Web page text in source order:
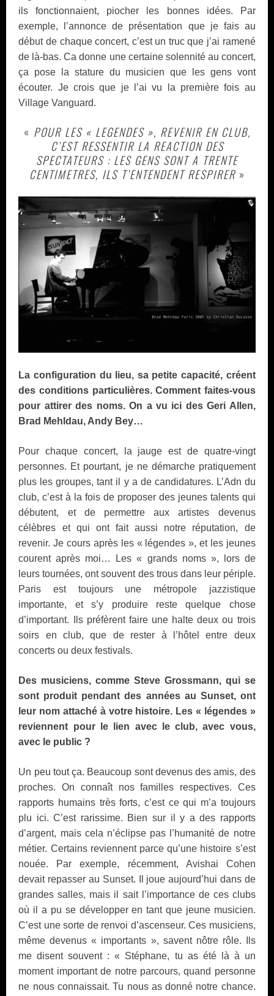
ils fonctionnaient, piocher les bonnes idées. Par
exemple, l’annonce de présentation que je fais au
début de chaque concert, c’est un truc que j’ai ramené
de là-bas. Ca donne une certaine solennité au concert,
ça pose la stature du musicien que les gens vont
écouter. Je crois que je l’ai vu la première fois au
Village Vanguard.
« POUR LES « LEGENDES », REVENIR EN CLUB,
C’EST RESSENTIR LA REACTION DES
SPECTATEURS : LES GENS SONT A TRENTE
CENTIMETRES, ILS T’ENTENDENT RESPIRER»
La configuration du lieu, sa petite capacité, créent
des conditions particulières. Comment faites-vous
pour attirer des noms. On a vu ici des Geri Allen,
Brad Mehldau, Andy Bey…
Pour chaque concert, la jauge est de quatre-vingt
personnes. Et pourtant, je ne démarche pratiquement
plus les groupes, tant il y a de candidatures. L’Adn du
club, c’est à la fois de proposer des jeunes talents qui
débutent, et de permettre aux artistes devenus
célèbres et qui ont fait aussi notre réputation, de
revenir. Je cours après les « légendes », et les jeunes
courent après moi… Les « grands noms », lors de
leurs tournées, ont souvent des trous dans leur périple.
Paris est toujours une métropole jazzistique
importante, et s’y produire reste quelque chose
d’important. Ils préfèrent faire une halte deux ou trois
soirs en club, que de rester à l’hôtel entre deux
concerts ou deux festivals.
Des musiciens, comme Steve Grossmann, qui se
sont produit pendant des années au Sunset, ont
leur nom attaché à votre histoire. Les « légendes »
reviennent pour le lien avec le club, avec vous,
avec le public ?
Un peu tout ça. Beaucoup sont devenus des amis, des
proches. On connaît nos familles respectives. Ces
rapports humains très forts, c’est ce qui m’a toujours
plu ici. C’est rarissime. Bien sur il y a des rapports
d’argent, mais cela n’éclipse pas l’humanité de notre
métier. Certains reviennent parce qu’une histoire s’est
nouée. Par exemple, récemment, Avishai Cohen
devait repasser au Sunset. Il joue aujourd’hui dans de
grandes salles, mais il sait l’importance de ces clubs
où il a pu se développer en tant que jeune musicien.
C’est une sorte de renvoi d’ascenseur. Ces musiciens,
même devenus « importants », savent nôtre rôle. Ils
me disent souvent : « Stéphane, tu as été là à un
moment important de notre parcours, quand personne
ne nous connaissait. Tu nous as donné notre chance.